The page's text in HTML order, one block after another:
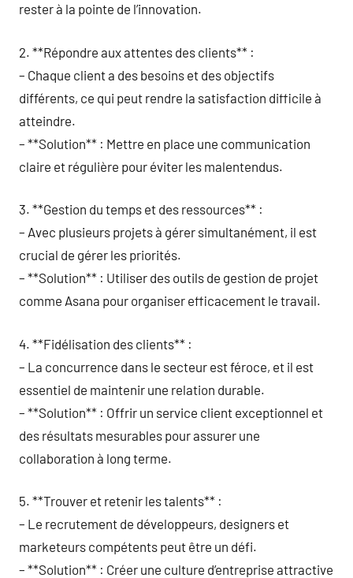
rester à la pointe de l’innovation.
2. **Répondre aux attentes des clients** :
– Chaque client a des besoins et des objectifs
différents, ce qui peut rendre la satisfaction difficile à
atteindre.
– **Solution** : Mettre en place une communication
claire et régulière pour éviter les malentendus.
3. **Gestion du temps et des ressources** :
– Avec plusieurs projets à gérer simultanément, il est
crucial de gérer les priorités.
– **Solution** : Utiliser des outils de gestion de projet
comme Asana pour organiser efficacement le travail.
4. **Fidélisation des clients** :
– La concurrence dans le secteur est féroce, et il est
essentiel de maintenir une relation durable.
– **Solution** : Offrir un service client exceptionnel et
des résultats mesurables pour assurer une
collaboration à long terme.
5. **Trouver et retenir les talents** :
– Le recrutement de développeurs, designers et
marketeurs compétents peut être un défi.
– **Solution** : Créer une culture d’entreprise attractive